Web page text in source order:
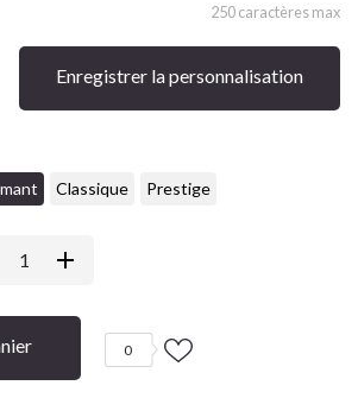
250 caractères max
Enregistrer la personnalisation
Classique Prestige
0